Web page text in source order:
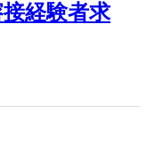
経験者求